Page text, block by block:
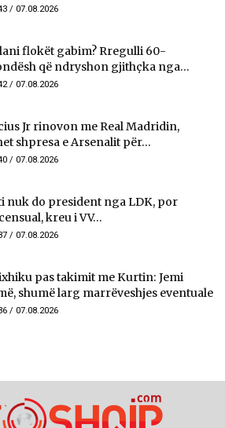
/ 07.08.2026
flokët gabim? Rregulli 60-
që ndryshon gjithçka nga...
/ 07.08.2026
Jr rinovon me Real Madridin,
shpresa e Arsenalit për...
/ 07.08.2026
nuk do president nga LDK, por
kreu i VV...
/ 07.08.2026
pas takimit me Kurtin: Jemi
shumë larg marrëveshjes eventuale
/ 07.08.2026